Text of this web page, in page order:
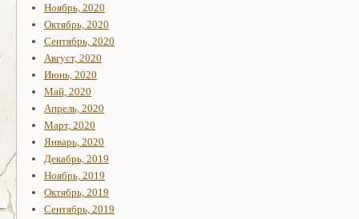
Ноябрь, 2020
Октябрь, 2020
Сентябрь, 2020
Август, 2020
Июнь, 2020
Май, 2020
Апрель, 2020
Март, 2020
Январь, 2020
Декабрь, 2019
Ноябрь, 2019
Октябрь, 2019
Сентябрь, 2019